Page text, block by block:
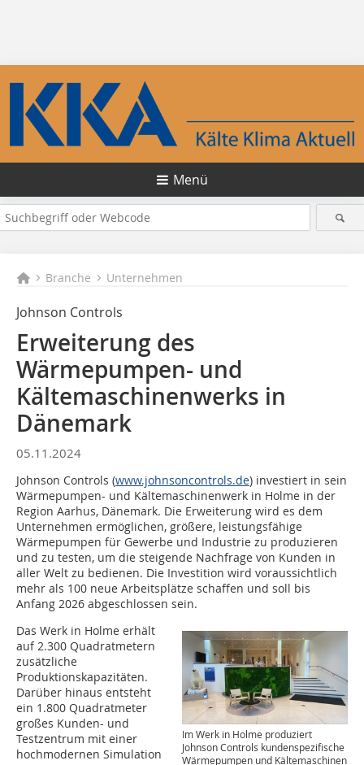
Menü
Branche Unternehmen
Johnson Controls
Erweiterung des
Wärmepumpen- und
Kältemaschinenwerks in
Dänemark
05.11.2024
Johnson Controls (www.johnsoncontrols.de) investiert in sein
Wärmepumpen- und Kältemaschinenwerk in Holme in der
Region Aarhus, Dänemark. Die Erweiterung wird es dem
Unternehmen ermöglichen, größere, leistungsfähige
Wärmepumpen für Gewerbe und Industrie zu produzieren
und zu testen, um die steigende Nachfrage von Kunden in
aller Welt zu bedienen. Die Investition wird voraussichtlich
mehr als 100 neue Arbeitsplätze schaffen und soll bis
Anfang 2026 abgeschlossen sein.
Im Werk in Holme produziert
Johnson Controls kundenspezifische
Wärmepumpen und Kältemaschinen
Das Werk in Holme erhält
auf 2.300 Quadratmetern
zusätzliche
Produktionskapazitäten.
Darüber hinaus entsteht
ein 1.800 Quadratmeter
großes Kunden- und
Testzentrum mit einer
hochmodernen Simulation